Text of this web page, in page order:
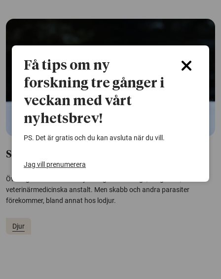
Svenska rovdjur mår överlag bra
Överlag har svenska rovdjur ett gott hälsoläge, enligt SVA, Statens
veterinärmedicinska anstalt. Men skabb och andra parasiter
förekommer, bland annat hos lodjur.
Djur
Få tips om ny
forskning tre gånger i
veckan med vårt
nyhetsbrev!
PS. Det är gratis och du kan avsluta när du vill.
Jag vill prenumerera